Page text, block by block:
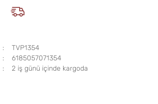
TVP1354
6185057071354
2 iş günü içinde kargoda